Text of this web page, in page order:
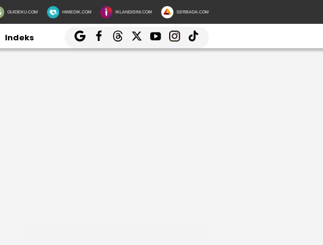
GUIDEKU.COM HIMEDIK.COM IKLANDISINI.COM SERBADA.COM
Indeks